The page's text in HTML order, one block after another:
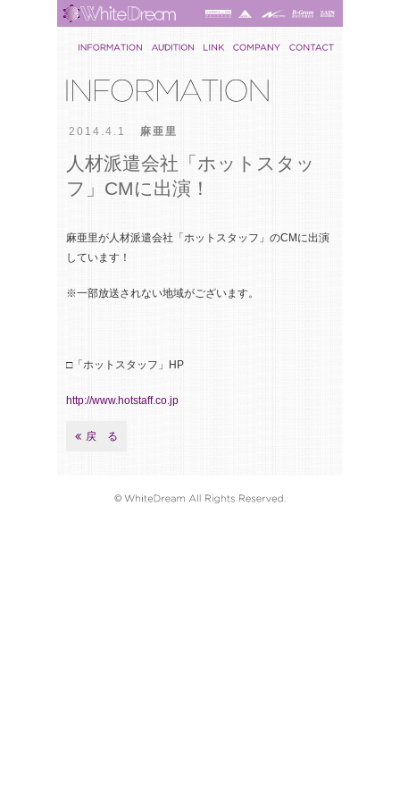
2014.4.1 麻亜里
人材派遣会社「ホットスタッ
フ」CMに出演！
麻亜里が人材派遣会社「ホットスタッフ」のCMに出演
しています！
※一部放送されない地域がございます。
□「ホットスタッフ」HP
http://www.hotstaff.co.jp
戻 る